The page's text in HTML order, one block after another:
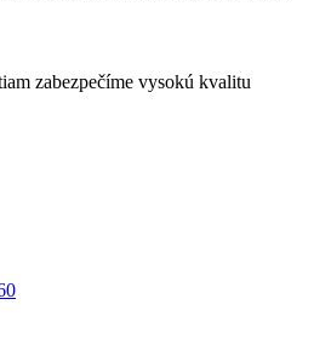
zabezpečíme vysokú kvalitu